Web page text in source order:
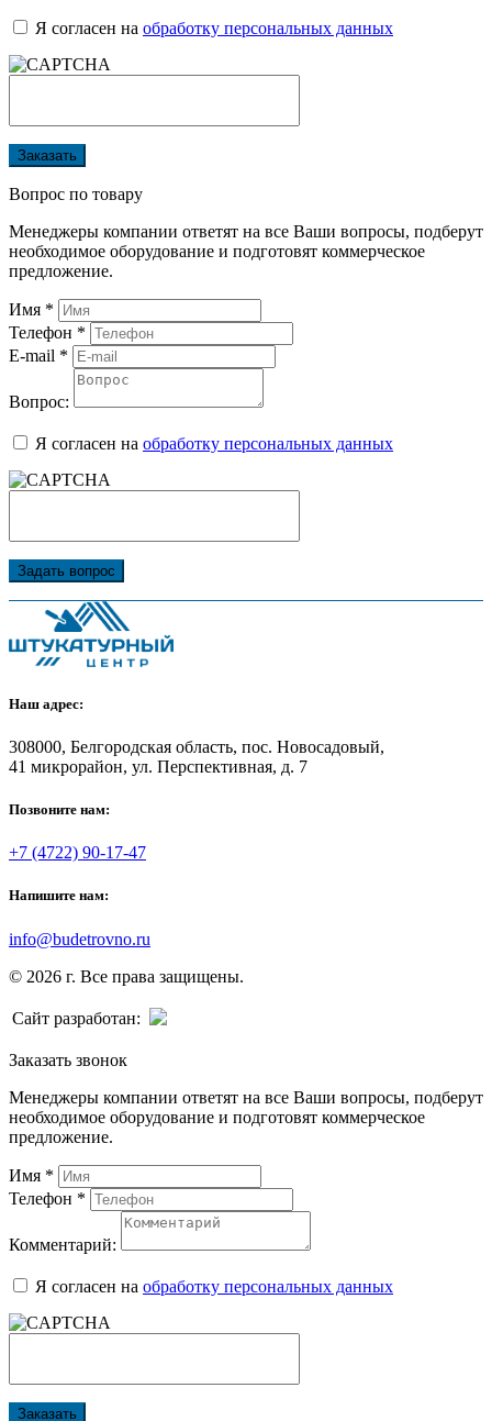
Я согласен на обработку персональных данных
Заказать
Вопрос по товару
Менеджеры компании ответят на все Ваши вопросы, подберут
необходимое оборудование и подготовят коммерческое
предложение.
Имя *
Телефон *
E-mail *
Вопрос:
Я согласен на обработку персональных данных
Задать вопрос
Наш адрес:
308000, Белгородская область, пос. Новосадовый,
41 микрорайон, ул. Перспективная, д. 7
Позвоните нам:
+7 (4722) 90-17-47
Напишите нам:
info@budetrovno.ru
© 2026 г. Все права защищены.
Сайт разработан:
Заказать звонок
Менеджеры компании ответят на все Ваши вопросы, подберут
необходимое оборудование и подготовят коммерческое
предложение.
Имя *
Телефон *
Комментарий:
Я согласен на обработку персональных данных
Заказать